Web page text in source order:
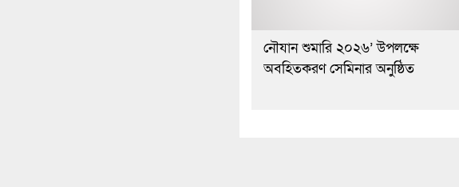
নৌযান শুমারি ২০২৬’ উপলক্ষে
অবহিতকরণ সেমিনার অনুষ্ঠিত